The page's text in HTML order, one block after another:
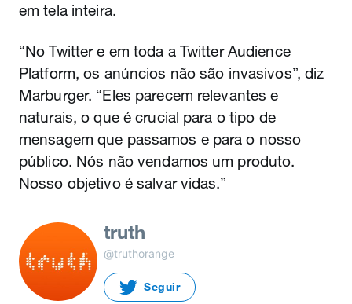
em tela inteira.
“No Twitter e em toda a Twitter Audience
Platform, os anúncios não são invasivos”, diz
Marburger. “Eles parecem relevantes e
naturais, o que é crucial para o tipo de
mensagem que passamos e para o nosso
público. Nós não vendamos um produto.
Nosso objetivo é salvar vidas.”
truth
@truthorange
Seguir